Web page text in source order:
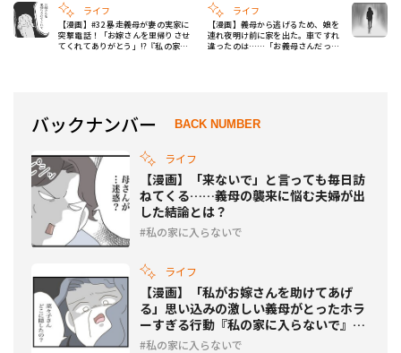
ライフ
【漫画】#32 暴走義母が妻の実家に
突撃電話！「お嫁さんを里帰りさせ
てくれてありがとう」!?『私の家に
ライフ
【漫画】義母から逃げるため、娘を
連れ夜明け前に家を出た。車ですれ
違ったのは……「お義母さんだった
バックナンバー BACK NUMBER
ライフ
【漫画】「来ないで」と言っても毎日訪
ねてくる……義母の襲来に悩む夫婦が出
した結論とは？
私の家に入らないで
ライフ
【漫画】「私がお嫁さんを助けてあげ
る」思い込みの激しい義母がとったホラ
ーすぎる行動『私の家に入らないで』ダ
イジェスト後編
私の家に入らないで